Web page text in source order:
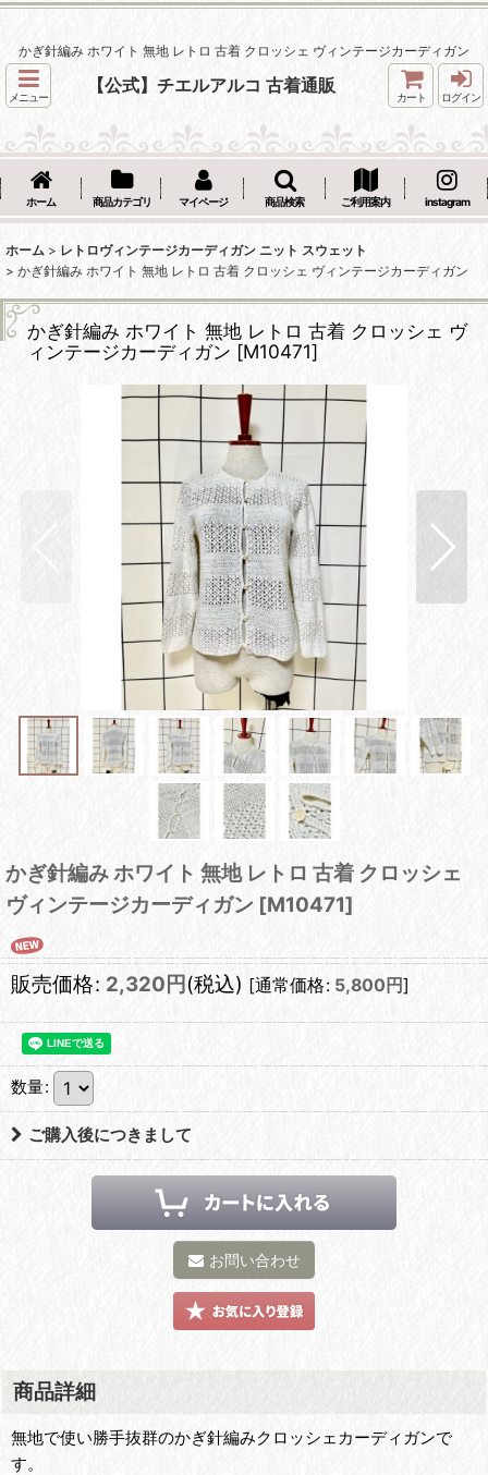
かぎ針編み ホワイト 無地 レトロ 古着 クロッシェ ヴィンテージカーディガン
メニュー
【公式】チエルアルコ 古着通販
カート ログイン
ホーム 商品カテゴリ マイページ 商品検索 ご利用案内 instagram
ホーム > レトロヴィンテージカーディガン ニット スウェット
> かぎ針編み ホワイト 無地 レトロ 古着 クロッシェ ヴィンテージカーディガン
かぎ針編み ホワイト 無地 レトロ 古着 クロッシェ ヴ
ィンテージカーディガン [M10471]
かぎ針編み ホワイト 無地 レトロ 古着 クロッシェ
ヴィンテージカーディガン [M10471]
販売価格: 2,320 円 (税込) [通常価格: 5,800 円]
数量:
ご購入後につきまして
お問い合わせ
商品詳細
無地で使い勝手抜群のかぎ針編みクロッシェカーディガンで
す。